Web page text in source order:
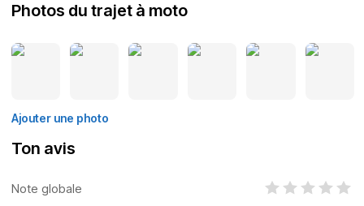
Photos du trajet à moto
Ajouter une photo
Ton avis
Note globale